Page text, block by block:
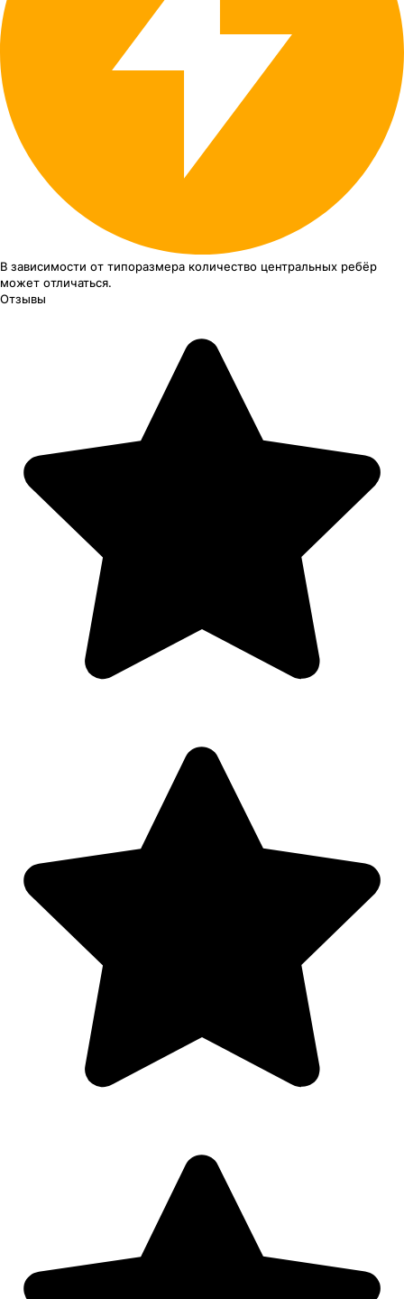
В зависимости от типоразмера количество центральных ребёр
может отличаться.
Отзывы